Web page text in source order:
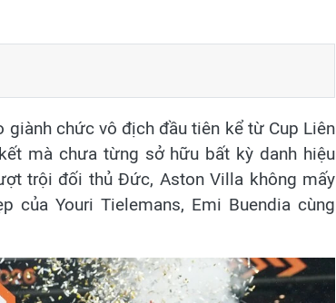
chức vô địch đầu tiên kể từ Cup Liên
mà chưa từng sở hữu bất kỳ danh hiệu
trội đối thủ Đức, Aston Villa không mấy
của Youri Tielemans, Emi Buendia cùng